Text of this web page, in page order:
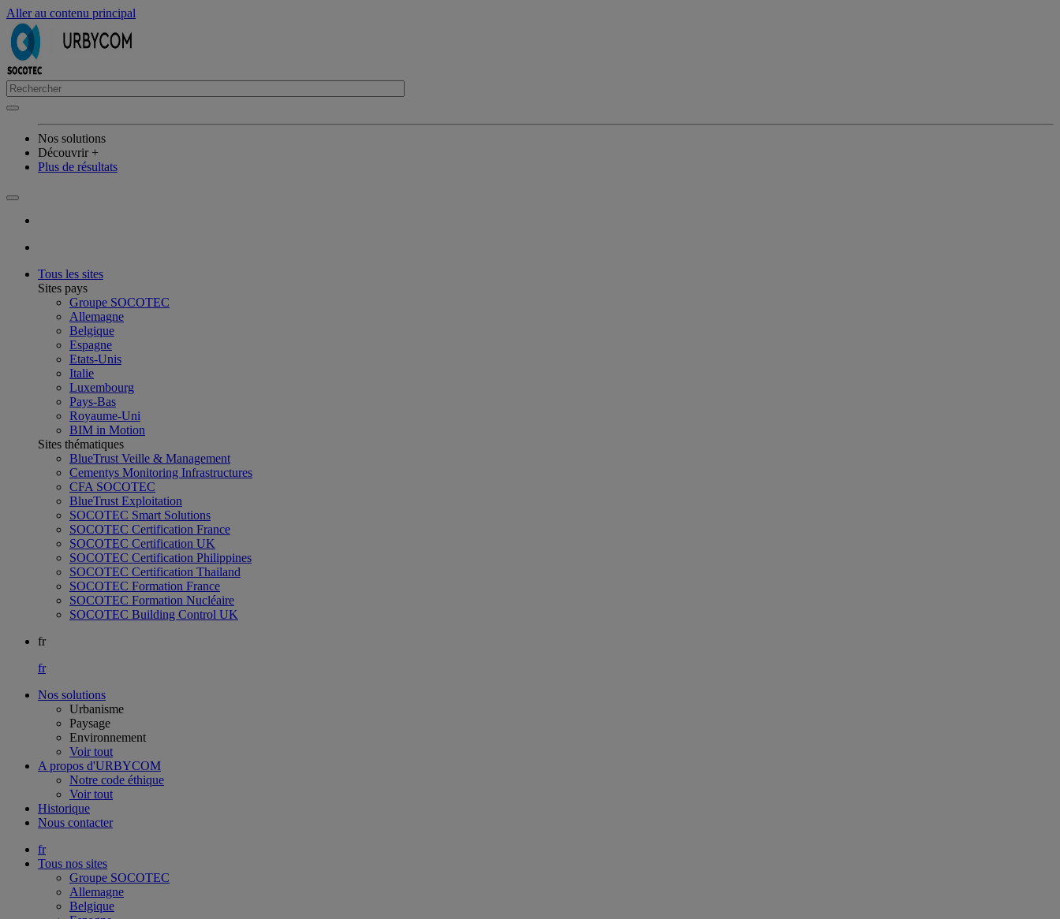
Aller au contenu principal
Nos solutions
Découvrir +
Plus de résultats
Tous les sites
Sites pays
Groupe SOCOTEC
Allemagne
Belgique
Espagne
Etats-Unis
Italie
Luxembourg
Pays-Bas
Royaume-Uni
BIM in Motion
Sites thématiques
BlueTrust Veille & Management
Cementys Monitoring Infrastructures
CFA SOCOTEC
BlueTrust Exploitation
SOCOTEC Smart Solutions
SOCOTEC Certification France
SOCOTEC Certification UK
SOCOTEC Certification Philippines
SOCOTEC Certification Thailand
SOCOTEC Formation France
SOCOTEC Formation Nucléaire
SOCOTEC Building Control UK
fr
fr
Nos solutions
Urbanisme
Paysage
Environnement
Voir tout
A propos d'URBYCOM
Notre code éthique
Voir tout
Historique
Nous contacter
fr
Tous nos sites
Groupe SOCOTEC
Allemagne
Belgique